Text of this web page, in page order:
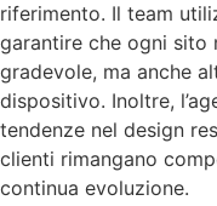
riferimento. Il team
garantire che ogni sito
gradevole, ma anche
dispositivo. Inoltre,
tendenze nel design
clienti rimangano
continua evoluzione.